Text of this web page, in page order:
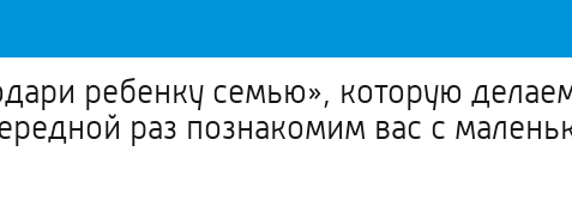
ребенку семью», которую
раз познакомим вас с